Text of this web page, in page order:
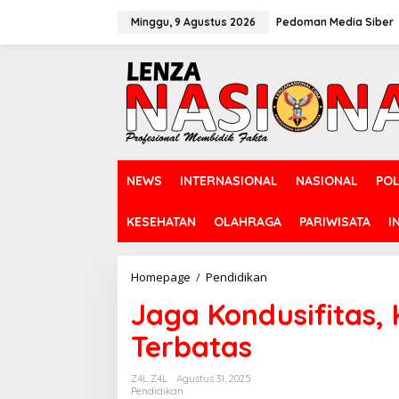
Minggu, 9 Agustus 2026 Pedoman Media Siber
NEWS INTERNASIONAL NASIONAL
KESEHATAN OLAHRAGA PARIWISATA
Homepage / Pendidikan
g
a
Jaga Kondusifitas,
Terbatas
Z4L Z4L
Agustus 31, 2025
Pendidikan